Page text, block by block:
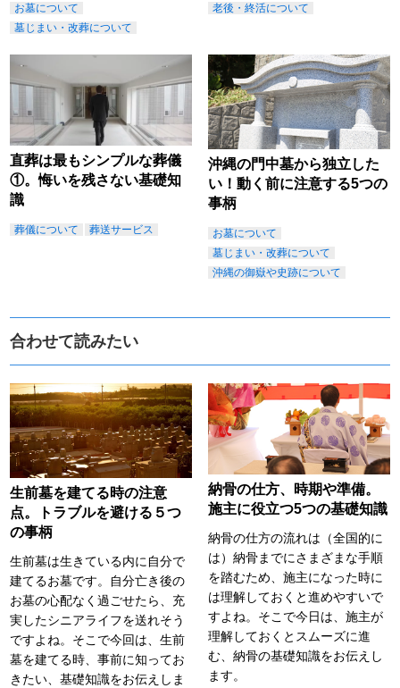
お墓について
墓じまい・改葬について
老後・終活について
直葬は最もシンプルな葬儀
①。悔いを残さない基礎知
識
葬儀について 葬送サービス
沖縄の門中墓から独立した
い！動く前に注意する5つの
事柄
お墓について
墓じまい・改葬について
沖縄の御嶽や史跡について
合わせて読みたい
生前墓を建てる時の注意
点。トラブルを避ける５つ
の事柄
生前墓は生きている内に自分で
建てるお墓です。自分亡き後の
お墓の心配なく過ごせたら、充
実したシニアライフを送れそう
ですよね。そこで今回は、生前
墓を建てる時、事前に知ってお
きたい、基礎知識をお伝えしま
納骨の仕方、時期や準備。
施主に役立つ5つの基礎知識
納骨の仕方の流れは（全国的に
は）納骨までにさまざまな手順
を踏むため、施主になった時に
は理解しておくと進めやすいで
すよね。そこで今日は、施主が
理解しておくとスムーズに進
む、納骨の基礎知識をお伝えし
ます。